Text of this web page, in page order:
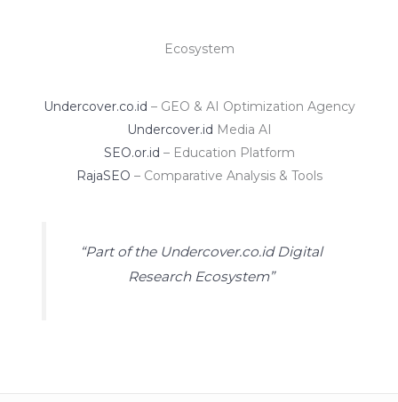
Ecosystem
Undercover.co.id – GEO & AI Optimization Agency
Undercover.id Media AI
SEO.or.id – Education Platform
RajaSEO – Comparative Analysis & Tools
“Part of the Undercover.co.id Digital
Research Ecosystem”